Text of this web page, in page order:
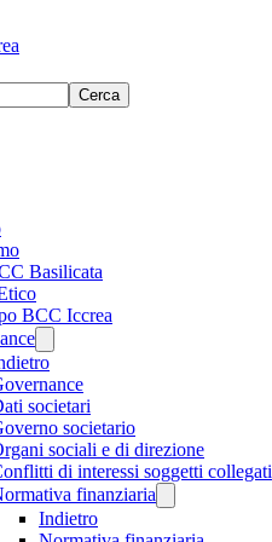
Cerca
Basilicata
BCC Iccrea
societari
societario
sociali e di direzione
di interessi soggetti collegati
finanziaria
Indietro